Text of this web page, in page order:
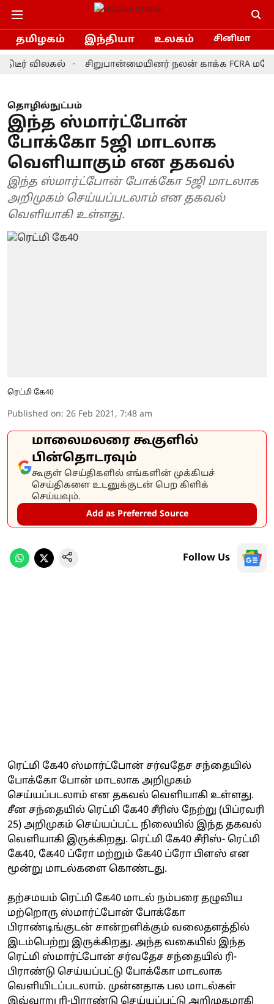
தமிழகம் இந்தியா உலகம் சினிமா
சிறுபான்மையினர் நலன் காக்க FCRA
தொழில்நுட்பம்
இந்த ஸ்மார்ட்போன்
போக்கோ 5ஜி மாடலாக
வெளியாகும் என தகவல்
இந்த ஸ்மார்ட்போன் போக்கோ 5ஜி மாடலாக
அறிமுகம் செய்யப்படலாம் என தகவல்
வெளியாகி உள்ளது.
ரெட்மி கே40
Published on: 26 Feb 2021, 7:48 am
மாலைமலரை கூகுளில்
பின்தொடரவும்
கூகுள் செய்திகளில் எங்களின் முக்கியச்
செய்திகளை உடனுக்குடன் பெற கிளிக்
செய்யவும்.
Add as Preferred Source
Follow Us
ரெட்மி கே40 ஸ்மார்ட்போன் சர்வதேச சந்தையில்
போக்கோ போன் மாடலாக அறிமுகம்
செய்யப்படலாம் என தகவல் வெளியாகி உள்ளது.
சீன சந்தையில் ரெட்மி கே40 சீரிஸ் நேற்று (பிப்ரவரி
25) அறிமுகம் செய்யப்பட்ட நிலையில் இந்த தகவல்
வெளியாகி இருக்கிறது. ரெட்மி கே40 சீரிஸ்- ரெட்மி
கே40, கே40 ப்ரோ மற்றும் கே40 ப்ரோ பிளஸ் என
மூன்று மாடல்களை கொண்டது.
தற்சமயம் ரெட்மி கே40 மாடல் நம்பரை தழுவிய
மற்றொரு ஸ்மார்ட்போன் போக்கோ
பிராண்டிங்குடன் சான்றளிக்கும் வலைதளத்தில்
இடம்பெற்று இருக்கிறது. அந்த வகையில் இந்த
ரெட்மி ஸ்மார்ட்போன் சர்வதேச சந்தையில் ரி-
பிராண்டு செய்யப்பட்டு போக்கோ மாடலாக
வெளியிடப்படலாம். முன்னதாக பல மாடல்கள்
இவ்வாறு ரி-பிராண்டு செய்யப்பட்டு அறிமுகமாகி